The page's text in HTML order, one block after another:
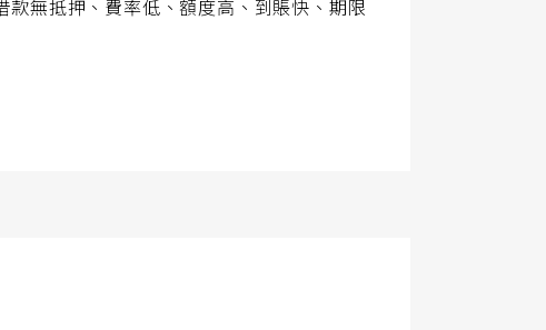
無抵押、費率低、額度高、到賬快、期限